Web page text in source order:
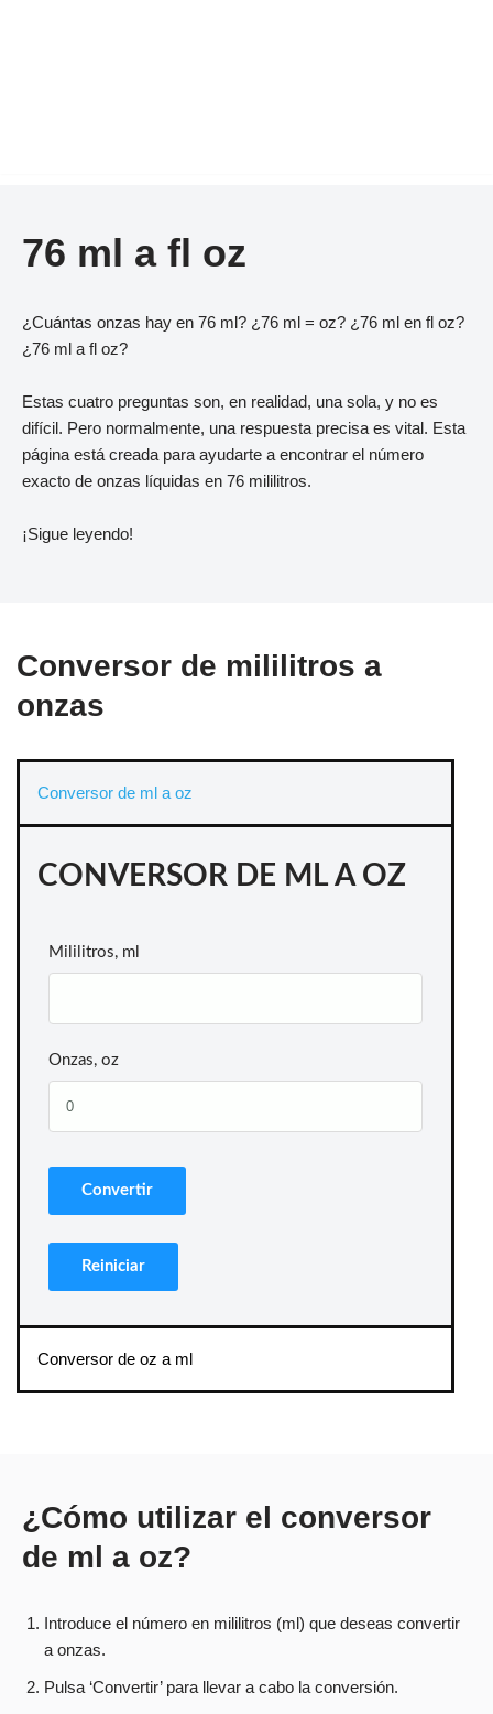
76 ml a fl oz
¿Cuántas onzas hay en 76 ml? ¿76 ml = oz? ¿76 ml en fl oz?
¿76 ml a fl oz?
Estas cuatro preguntas son, en realidad, una sola, y no es
difícil. Pero normalmente, una respuesta precisa es vital. Esta
página está creada para ayudarte a encontrar el número
exacto de onzas líquidas en 76 mililitros.
¡Sigue leyendo!
Conversor de mililitros a
onzas
Conversor de ml a oz
CONVERSOR DE ML A OZ
Mililitros, ml
Onzas, oz
Conversor de oz a ml
¿Cómo utilizar el conversor
de ml a oz?
Introduce el número en mililitros (ml) que deseas convertir
a onzas.
Pulsa ‘Convertir’ para llevar a cabo la conversión.